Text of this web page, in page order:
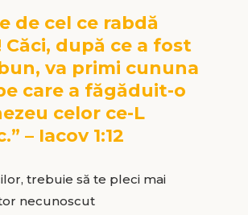
de cel ce rabdă
Căci, după ce a fost
va primi cununa
care a făgăduit-o
celor ce-L
– Iacov 1:12
trebuie să te pleci mai
necunoscut